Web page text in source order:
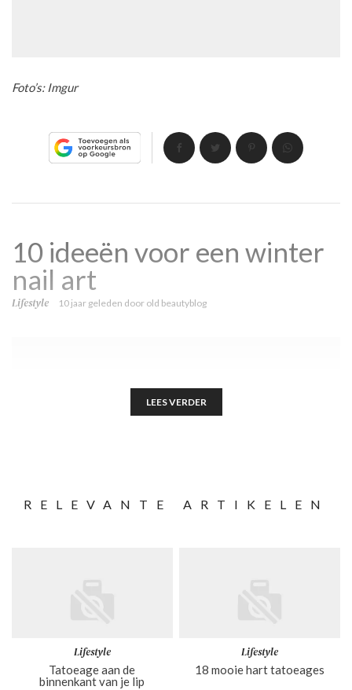
Foto’s: Imgur
10 ideeën voor een winter
nail art
Lifestyle 10 jaar geleden door old beautyblog
LEES VERDER
RELEVANTE ARTIKELEN
Lifestyle
Tatoeage aan de
binnenkant van je lip
Lifestyle
18 mooie hart tatoeages